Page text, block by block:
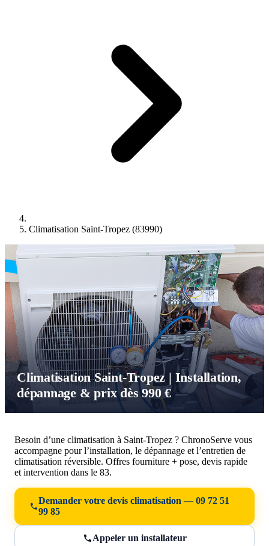
Climatisation Saint-Tropez (83990)
Climatisation Saint-Tropez | Installation,
dépannage & prix dès 990 €
Besoin d’une climatisation à Saint-Tropez ? ChronoServe vous
accompagne pour l’installation, le dépannage et l’entretien de
climatisation réversible. Offres fourniture + pose, devis rapide
et intervention dans le 83.
Demander votre devis climatisation — 09 72 51
99 85
Appeler un installateur